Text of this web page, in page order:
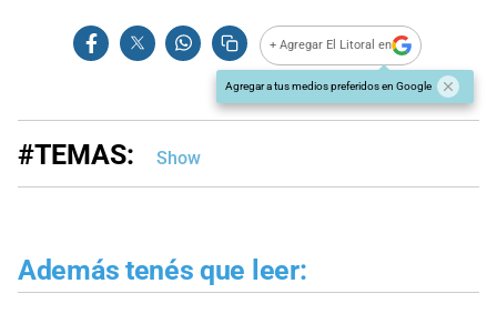
+ Agregar El Litoral en
Agregar a tus medios preferidos en Google
#TEMAS: Show
Además tenés que leer: